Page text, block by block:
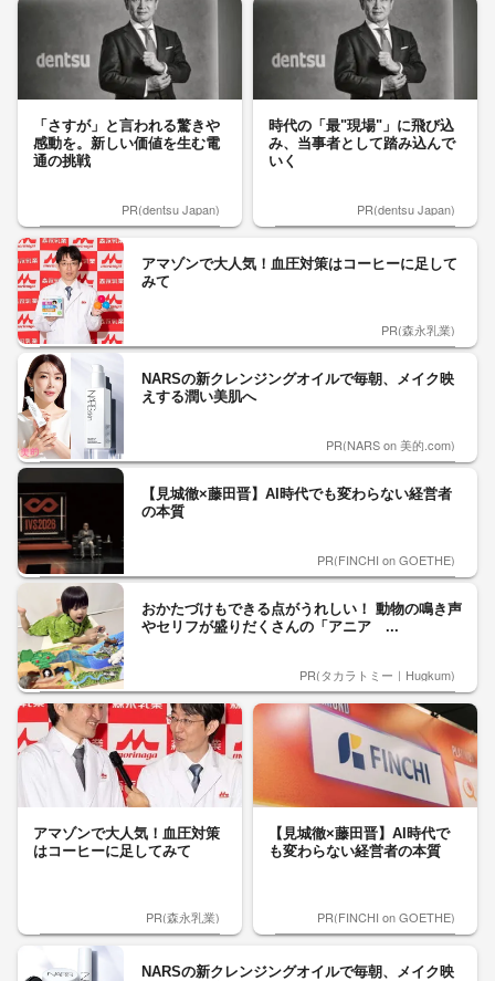
「さすが」と言われる驚きや
感動を。新しい価値を生む電
通の挑戦
PR(dentsu Japan)
時代の「最"現場"」に飛び込
み、当事者として踏み込んで
いく
PR(dentsu Japan)
アマゾンで大人気！血圧対策はコーヒーに足して
みて
PR(森永乳業)
NARSの新クレンジングオイルで毎朝、メイク映
えする潤い美肌へ
PR(NARS on 美的.com)
【見城徹×藤田晋】AI時代でも変わらない経営者
の本質
PR(FINCHI on GOETHE)
おかたづけもできる点がうれしい！ 動物の鳴き声
やセリフが盛りだくさんの「アニア ...
PR(タカラトミー｜Hugkum)
アマゾンで大人気！血圧対策
はコーヒーに足してみて
PR(森永乳業)
【見城徹×藤田晋】AI時代で
も変わらない経営者の本質
PR(FINCHI on GOETHE)
NARSの新クレンジングオイルで毎朝、メイク映